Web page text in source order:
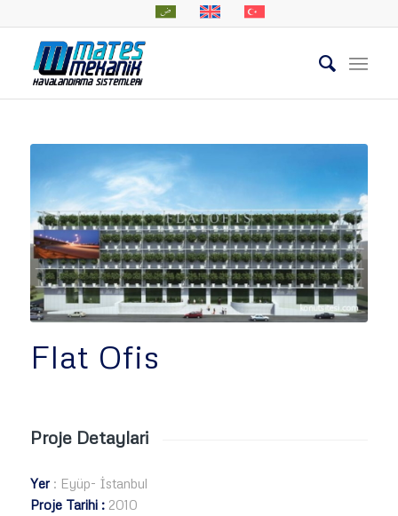
Flat Ofis
Proje Detaylari
Yer: Eyüp- İstanbul
Proje Tarihi :2010